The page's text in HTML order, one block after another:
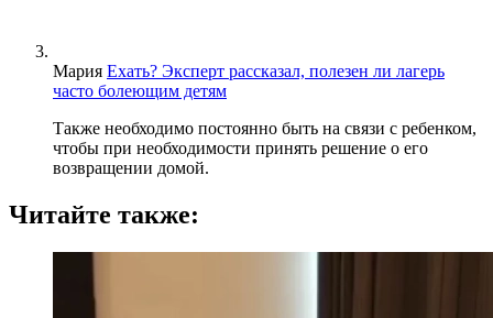
Мария Ехать? Эксперт рассказал, полезен ли лагерь
часто болеющим детям
Также необходимо постоянно быть на связи с ребенком,
чтобы при необходимости принять решение о его
возвращении домой.
Читайте также: